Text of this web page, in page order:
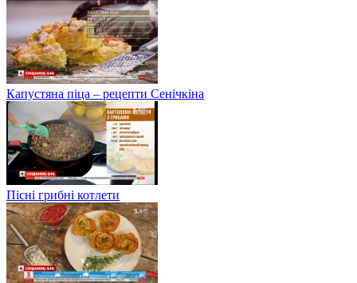
Капустяна піца – рецепти Сенічкіна
Пісні грибні котлети